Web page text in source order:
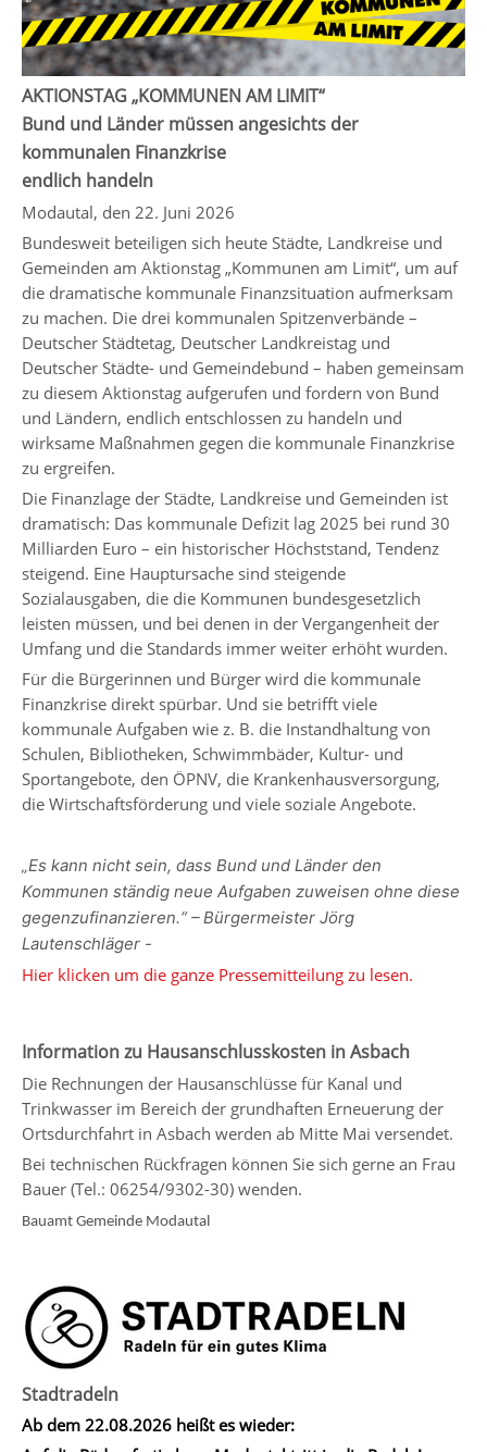
AKTIONSTAG „KOMMUNEN AM LIMIT“
Bund und Länder müssen angesichts der
kommunalen Finanzkrise
endlich handeln
Modautal, den 22. Juni 2026
Bundesweit beteiligen sich heute Städte, Landkreise und
Gemeinden am Aktionstag „Kommunen am Limit“, um auf
die dramatische kommunale Finanzsituation aufmerksam
zu machen. Die drei kommunalen Spitzenverbände –
Deutscher Städtetag, Deutscher Landkreistag und
Deutscher Städte- und Gemeindebund – haben gemeinsam
zu diesem Aktionstag aufgerufen und fordern von Bund
und Ländern, endlich entschlossen zu handeln und
wirksame Maßnahmen gegen die kommunale Finanzkrise
zu ergreifen.
Die Finanzlage der Städte, Landkreise und Gemeinden ist
dramatisch: Das kommunale Defizit lag 2025 bei rund 30
Milliarden Euro – ein historischer Höchststand, Tendenz
steigend. Eine Hauptursache sind steigende
Sozialausgaben, die die Kommunen bundesgesetzlich
leisten müssen, und bei denen in der Vergangenheit der
Umfang und die Standards immer weiter erhöht wurden.
Für die Bürgerinnen und Bürger wird die kommunale
Finanzkrise direkt spürbar. Und sie betrifft viele
kommunale Aufgaben wie z. B. die Instandhaltung von
Schulen, Bibliotheken, Schwimmbäder, Kultur- und
Sportangebote, den ÖPNV, die Krankenhausversorgung,
die Wirtschaftsförderung und viele soziale Angebote.
„Es kann nicht sein, dass Bund und Länder den
Kommunen ständig neue Aufgaben zuweisen ohne diese
gegenzufinanzieren.“ – Bürgermeister Jörg
Lautenschläger -
Hier klicken um die ganze Pressemitteilung zu lesen.
Information zu Hausanschlusskosten in Asbach
Die Rechnungen der Hausanschlüsse für Kanal und
Trinkwasser im Bereich der grundhaften Erneuerung der
Ortsdurchfahrt in Asbach werden ab Mitte Mai versendet.
Bei technischen Rückfragen können Sie sich gerne an Frau
Bauer (Tel.: 06254/9302-30) wenden.
Bauamt Gemeinde Modautal
Stadtradeln
Ab dem 22.08.2026 heißt es wieder: